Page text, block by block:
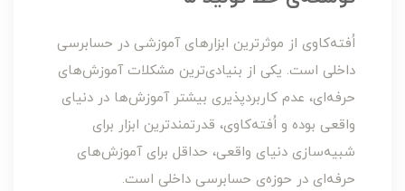
اُفته‌کاوی از موثرترین ابزارهای آموزشی در حسابرسی
داخلی است. یکی از بنیادی‌ترین مشکلات آموزش‌های
حرفه‌ای، عدم کاربردپذیری بیشتر آموزش‌ها در دنیای
واقعی بوده و اُفته‌کاوی، قدرتمندترین ابزار برای
شبیه‌سازی دنیای واقعی، حداقل برای آموزش‌های
حرفه‌ای در حوزه‌ی حسابرسی داخلی است.